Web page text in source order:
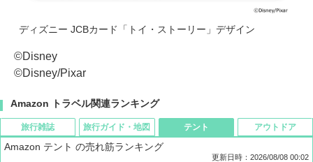
ディズニー JCBカード「トイ・ストーリー」デザイン
©Disney
©Disney/Pixar
Amazon トラベル関連ランキング
旅行雑誌 旅行ガイド・地図 テント
Amazon テント の売れ筋ランキング
更新日時：2026/08/08 00:02
アウトドア